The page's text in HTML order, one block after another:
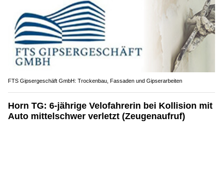
FTS Gipsergeschäft GmbH: Trockenbau, Fassaden und Gipserarbeiten
Horn TG: 6-jährige Velofahrerin bei Kollision mit
Auto mittelschwer verletzt (Zeugenaufruf)